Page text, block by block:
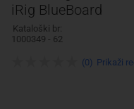
broj,
EAN
ili
iRig BlueBoard
Kataloški br:
1000349 - 62
(0) Prikaži